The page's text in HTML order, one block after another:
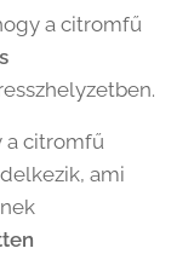
a citromfű
a citromfű
ami